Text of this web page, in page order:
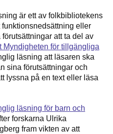
är ett av folkbibliotekens
eller
att ta del av
Myndigheten för tillgängliga
läsning att läsaren ska
sina förutsättningar och
lyssna på en text eller läsa
läsning för barn och
forskarna Ulrika
fram vikten av att